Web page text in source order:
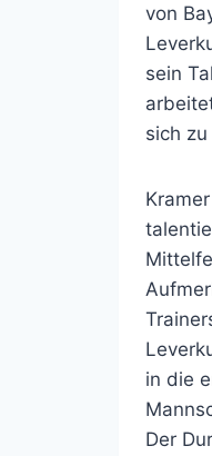
von
sein
sich
in die
Der